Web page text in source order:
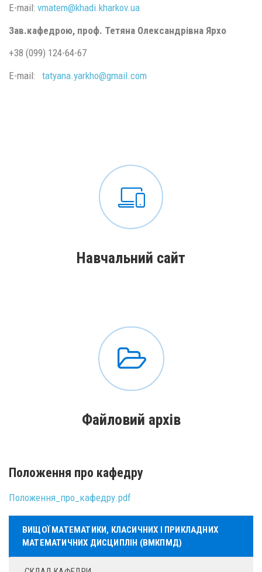
E-mail: vmatem@khadi.kharkov.ua
Зав.кафедрою, проф. Тетяна Олександрівна Ярхо
+38 (099) 124-64-67
E-mail: tatyana.yarkho@gmail.com
Навчальний сайт
Файловий архів
Положення про кафедру
Положення_про_кафедру.pdf
ВИЩОЇ МАТЕМАТИКИ, КЛАСИЧНИХ І ПРИКЛАДНИХ
МАТЕМАТИЧНИХ ДИСЦИПЛІН (ВМКПМД)